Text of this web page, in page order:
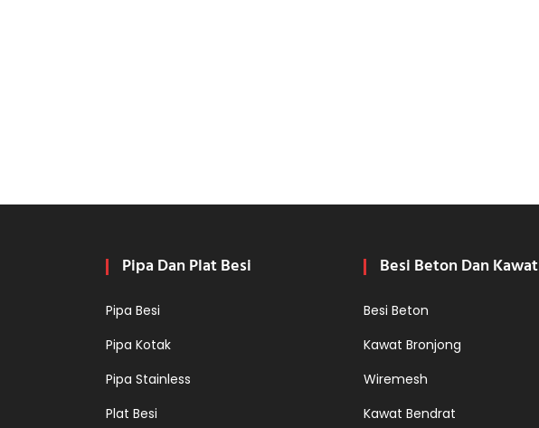
Pipa Dan Plat Besi
Pipa Besi
Pipa Kotak
Pipa Stainless
Plat Besi
Besi Beton Dan Kawat
Besi Beton
Kawat Bronjong
Wiremesh
Kawat Bendrat